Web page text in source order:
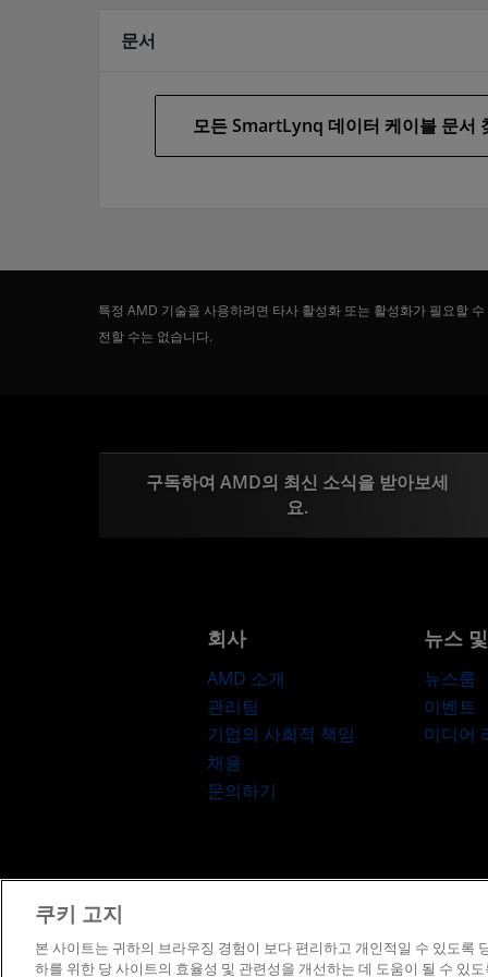
문서
모든 SmartLynq 데이터 케이블 문서
특정 AMD 기술을 사용하려면 타사 활성화 또는 활성화가 필요할
전할 수는 없습니다.
구독하여 AMD의 최신 소식을 받아보세
요.
회사
AMD 소개
관리팀
기업의 사회적 책임
채용
문의하기
뉴스
뉴스룸
이벤트
미디어
쿠키 고지
본 사이트는 귀하의 브라우징 경험이 보다 편리하고 개인적일 수 있도록
하를 위한 당 사이트의 효율성 및 관련성을 개선하는 데 도움이 될 수 있